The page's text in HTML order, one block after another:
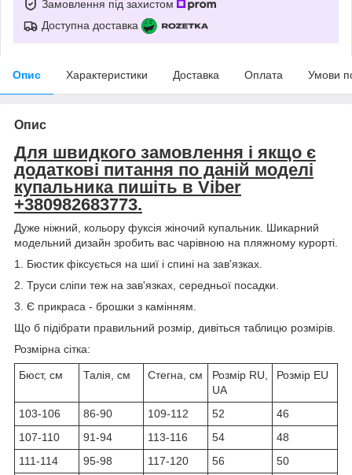
Замовлення під захистом
Доступна доставка
Опис Характеристики Доставка Оплата Умови
Опис
Для швидкого замовлення і якщо є
додаткові питання по даній моделі
купальника пишіть в Viber
+380982683773.
Дуже ніжний, кольору фуксія жіночий купальник. Шикарний
модельний дизайн зробить вас чарівною на пляжному курорті.
1. Бюстик фіксується на шиї і спині на зав'язках.
2. Труси сліпи теж на зав'язках, середньої посадки.
3. Є прикраса - брошки з камінням.
Що б підібрати правильний розмір, дивіться таблицю розмірів.
Розмірна сітка:
Бюст, см Талія, см Стегна, см
Розмір RU,
UA
Розмір EU
103-106 86-90 109-112 52
46
107-110
91-94 113-116 54
48
111-114
95-98 117-120 56
50